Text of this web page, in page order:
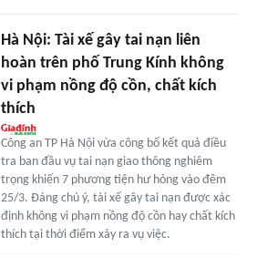
Hà Nội: Tài xế gây tai nạn liên
hoàn trên phố Trung Kính không
vi phạm nồng độ cồn, chất kích
thích
Công an TP Hà Nội vừa công bố kết quả điều
tra ban đầu vụ tai nạn giao thông nghiêm
trọng khiến 7 phương tiện hư hỏng vào đêm
25/3. Đáng chú ý, tài xế gây tai nạn được xác
định không vi phạm nồng độ cồn hay chất kích
thích tại thời điểm xảy ra vụ việc.